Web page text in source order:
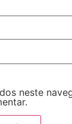
neste